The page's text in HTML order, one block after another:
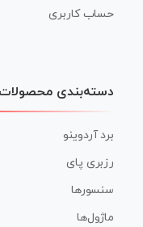
حساب کاربری
دسته‌بندی محصولات
برد آردوینو
رزبری پای
سنسورها
ماژول‌ها